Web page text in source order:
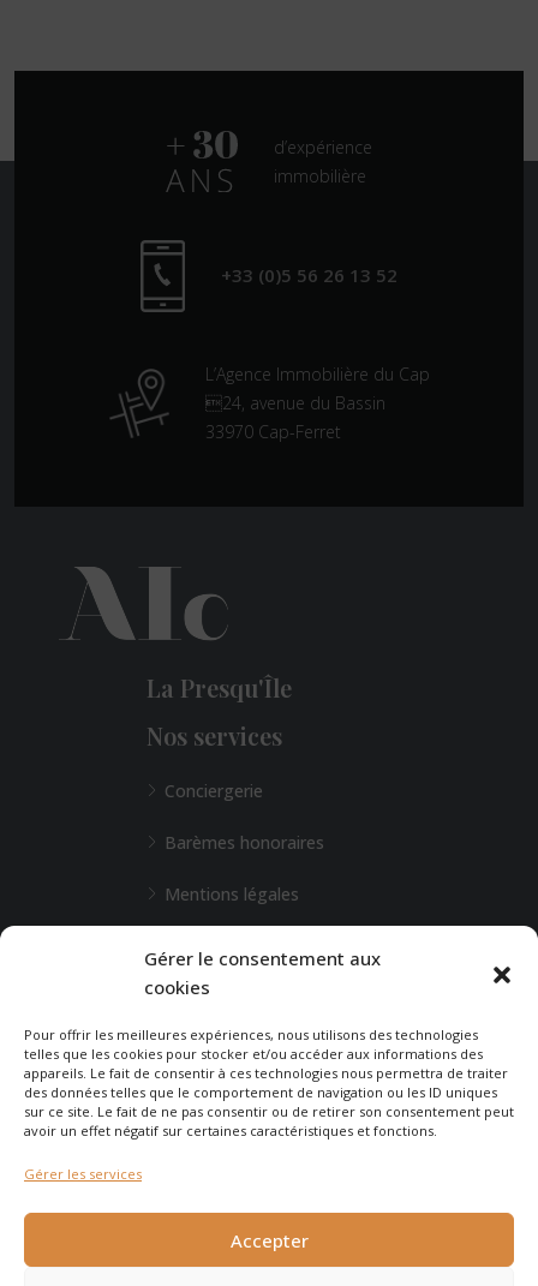
Gérer le consentement aux
cookies
Pour offrir les meilleures expériences, nous utilisons des technologies
telles que les cookies pour stocker et/ou accéder aux informations des
appareils. Le fait de consentir à ces technologies nous permettra de traiter
des données telles que le comportement de navigation ou les ID uniques
sur ce site. Le fait de ne pas consentir ou de retirer son consentement peut
avoir un effet négatif sur certaines caractéristiques et fonctions.
Gérer les services
Accepter
d’expérience
immobilière
+33 (0)5 56 26 13 52
L’Agence Immobilière du Cap
24, avenue du Bassin
33970 Cap-Ferret
La Presqu'Île
Nos services
Conciergerie
Barèmes honoraires
Mentions légales
Une demande particulière ?
CONTACTEZ-NOUS
© 2026 - Agence Immobilière du Cap - site réalisé par
et Chocolatine Studio